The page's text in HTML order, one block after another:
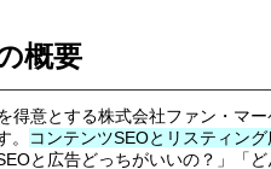
概要
得意とする株式会社ファン・マ
。
コンテンツSEOとリスティン
と広告どっちがいいの？」「